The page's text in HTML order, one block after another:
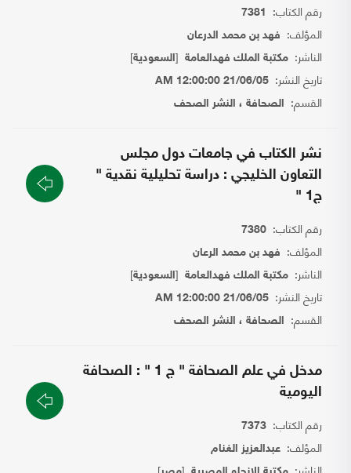
رقم الكتاب: 7381
المؤلف: فهد بن محمد الدرعان
الناشر: مكتبة الملك فهدالعامة [السعودية]
تاريخ النشر: 21/06/05 12:00:00 AM
القسم: الصحافة ، النشر الصحف
نشر الكتاب في جامعات دول مجلس
التعاون الخليجي : دراسة تحليلية نقدية "
ج1 "
رقم الكتاب: 7380
المؤلف: فهد بن محمد الرعان
الناشر: مكتبة الملك فهدالعامة [السعودية]
تاريخ النشر: 21/06/05 12:00:00 AM
القسم: الصحافة ، النشر الصحف
مدخل في علم الصحافة " ج 1 " : الصحافة
اليومية
رقم الكتاب: 7373
المؤلف: عبدالعزيز الغنام